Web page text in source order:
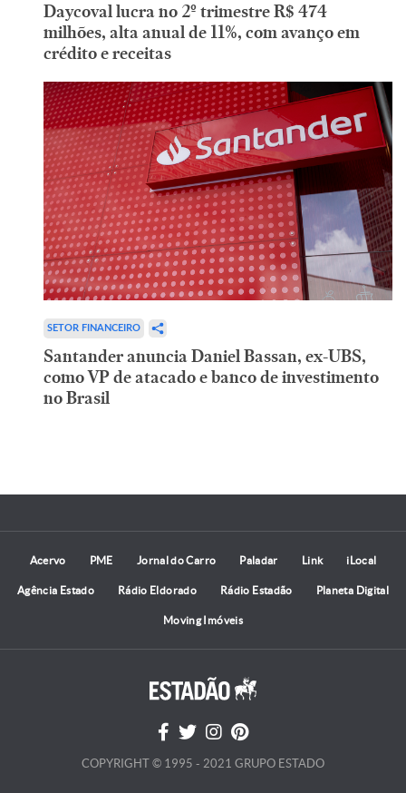
Daycoval lucra no 2º trimestre R$ 474
milhões, alta anual de 11%, com avanço em
crédito e receitas
SETOR FINANCEIRO
Santander anuncia Daniel Bassan, ex-UBS,
como VP de atacado e banco de investimento
no Brasil
Acervo PME Jornal do Carro Paladar Link iLocal
Agência Estado Rádio Eldorado Rádio Estadão Planeta Digital
Moving Imóveis
COPYRIGHT © 1995 - 2021 GRUPO ESTADO